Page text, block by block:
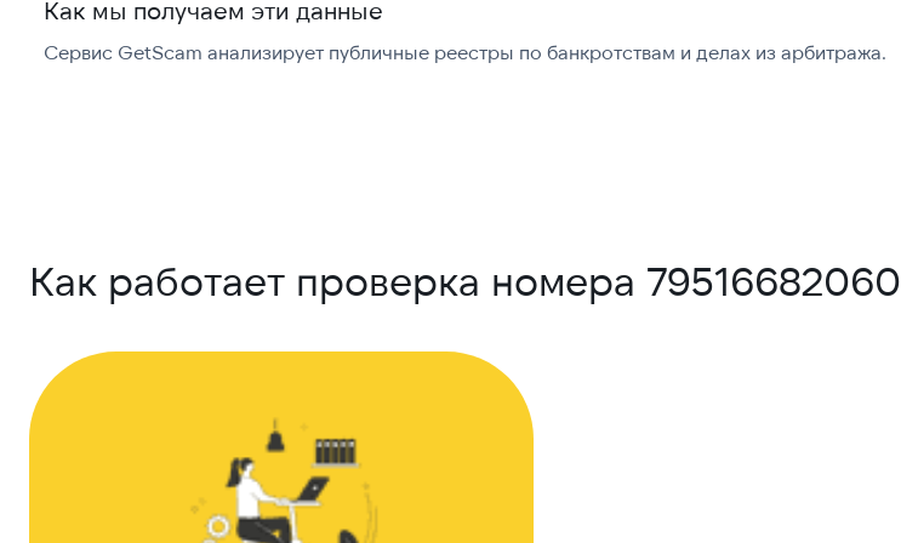
Как мы получаем эти данные
Сервис GetScam анализирует публичные реестры по банкротствам и делах из арбитража.
Как работает проверка номера 79516682060